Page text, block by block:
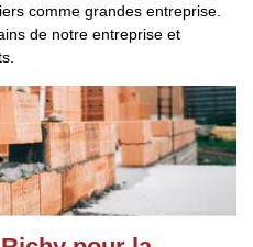
comme grandes entreprise.
de notre entreprise et